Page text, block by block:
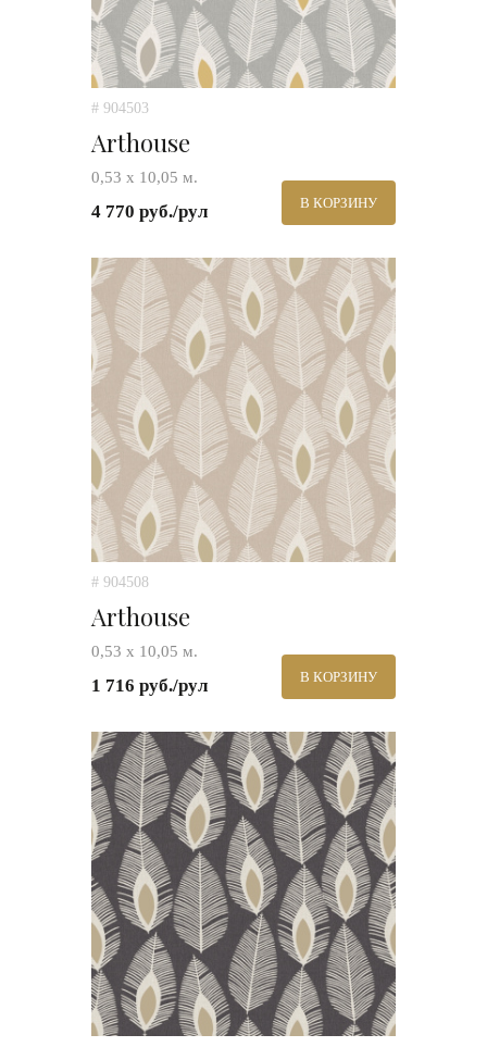
# 904503
Arthouse
0,53 х 10,05 м.
4 770 руб./рул В КОРЗИНУ
# 904508
Arthouse
0,53 х 10,05 м.
1 716 руб./рул В КОРЗИНУ